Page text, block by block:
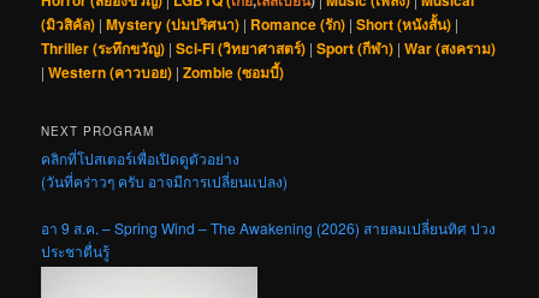
(มิวสิคัล) |Mystery (ปมปริศนา) | Romance (รัก) |Short (หนังสั้น) |
Thriller (ระทึกขวัญ) |Sci-Fi (วิทยาศาสตร์) |Sport (กีฬา) |War (สงคราม)
|Western (คาวบอย) |Zombie (ซอมบี้)
NEXT PROGRAM
คลิกที่โปสเตอร์เพื่อเปิดดูตัวอย่าง
(วันที่คร่าวๆ ครับ อาจมีการเปลี่ยนแปลง)
อา 9 ส.ค. – Spring Wind – The Awakening (2026) สายลมเปลี่ยนทิศ ปวง
ประชาตื่นรู้